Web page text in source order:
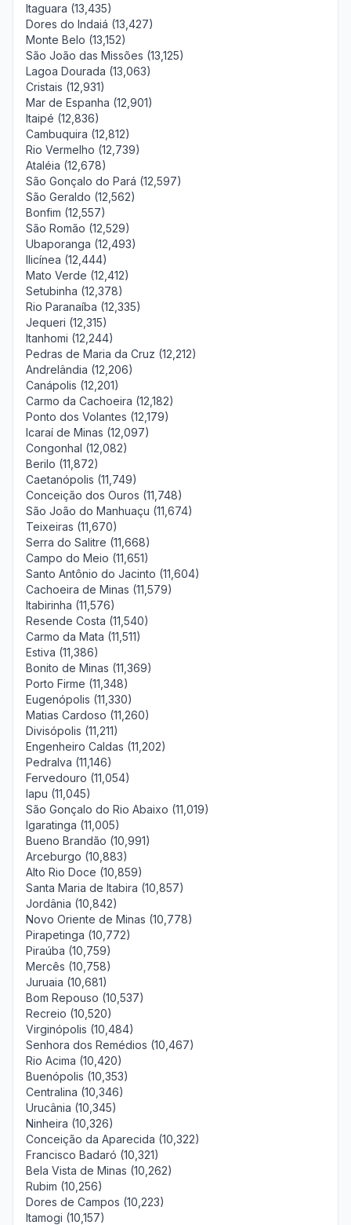
Itaguara (13,435)
Dores do Indaiá (13,427)
Monte Belo (13,152)
São João das Missões (13,125)
Lagoa Dourada (13,063)
Cristais (12,931)
Mar de Espanha (12,901)
Itaipé (12,836)
Cambuquira (12,812)
Rio Vermelho (12,739)
Ataléia (12,678)
São Gonçalo do Pará (12,597)
São Geraldo (12,562)
Bonfim (12,557)
São Romão (12,529)
Ubaporanga (12,493)
Ilicínea (12,444)
Mato Verde (12,412)
Setubinha (12,378)
Rio Paranaíba (12,335)
Jequeri (12,315)
Itanhomi (12,244)
Pedras de Maria da Cruz (12,212)
Andrelândia (12,206)
Canápolis (12,201)
Carmo da Cachoeira (12,182)
Ponto dos Volantes (12,179)
Icaraí de Minas (12,097)
Congonhal (12,082)
Berilo (11,872)
Caetanópolis (11,749)
Conceição dos Ouros (11,748)
São João do Manhuaçu (11,674)
Teixeiras (11,670)
Serra do Salitre (11,668)
Campo do Meio (11,651)
Santo Antônio do Jacinto (11,604)
Cachoeira de Minas (11,579)
Itabirinha (11,576)
Resende Costa (11,540)
Carmo da Mata (11,511)
Estiva (11,386)
Bonito de Minas (11,369)
Porto Firme (11,348)
Eugenópolis (11,330)
Matias Cardoso (11,260)
Divisópolis (11,211)
Engenheiro Caldas (11,202)
Pedralva (11,146)
Fervedouro (11,054)
Iapu (11,045)
São Gonçalo do Rio Abaixo (11,019)
Igaratinga (11,005)
Bueno Brandão (10,991)
Arceburgo (10,883)
Alto Rio Doce (10,859)
Santa Maria de Itabira (10,857)
Jordânia (10,842)
Novo Oriente de Minas (10,778)
Pirapetinga (10,772)
Piraúba (10,759)
Mercês (10,758)
Juruaia (10,681)
Bom Repouso (10,537)
Recreio (10,520)
Virginópolis (10,484)
Senhora dos Remédios (10,467)
Rio Acima (10,420)
Buenópolis (10,353)
Centralina (10,346)
Urucânia (10,345)
Ninheira (10,326)
Conceição da Aparecida (10,322)
Francisco Badaró (10,321)
Bela Vista de Minas (10,262)
Rubim (10,256)
Dores de Campos (10,223)
Itamogi (10,157)